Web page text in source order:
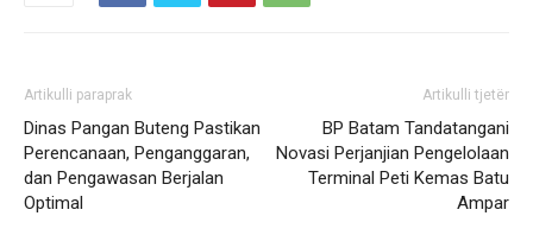
Artikulli paraprak
Dinas Pangan Buteng Pastikan
Perencanaan, Penganggaran,
dan Pengawasan Berjalan
Optimal
Artikulli tjetër
BP Batam Tandatangani
Novasi Perjanjian Pengelolaan
Terminal Peti Kemas Batu
Ampar